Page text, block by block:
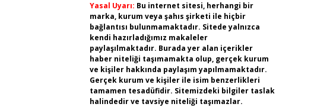
Yasal Uyarı: Bu internet sitesi, herhangi bir
marka, kurum veya şahıs şirketi ile hiçbir
bağlantısı bulunmamaktadır. Sitede yalnızca
kendi hazırladığımız makaleler
paylaşılmaktadır. Burada yer alan içerikler
haber niteliği taşımamakta olup, gerçek kurum
ve kişiler hakkında paylaşım yapılmamaktadır.
Gerçek kurum ve kişiler ile isim benzerlikleri
tamamen tesadüfidir. Sitemizdeki bilgiler taslak
halindedir ve tavsiye niteliği taşımazlar.